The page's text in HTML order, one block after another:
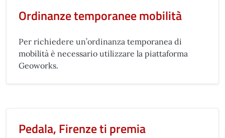
Ordinanze temporanee mobilità
Per richiedere un’ordinanza temporanea di
mobilità è necessario utilizzare la piattaforma
Geoworks.
Pedala, Firenze ti premia